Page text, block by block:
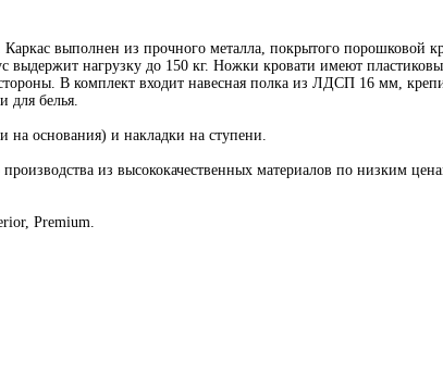
выполнен из прочного металла, покрытого порошковой
выдержит нагрузку до 150 кг. Ножки кровати имеют
В комплект входит навесная полка из ЛДСП 16 мм,
белья.
основания) и накладки на ступени.
из высококачественных материалов по низким
Premium.